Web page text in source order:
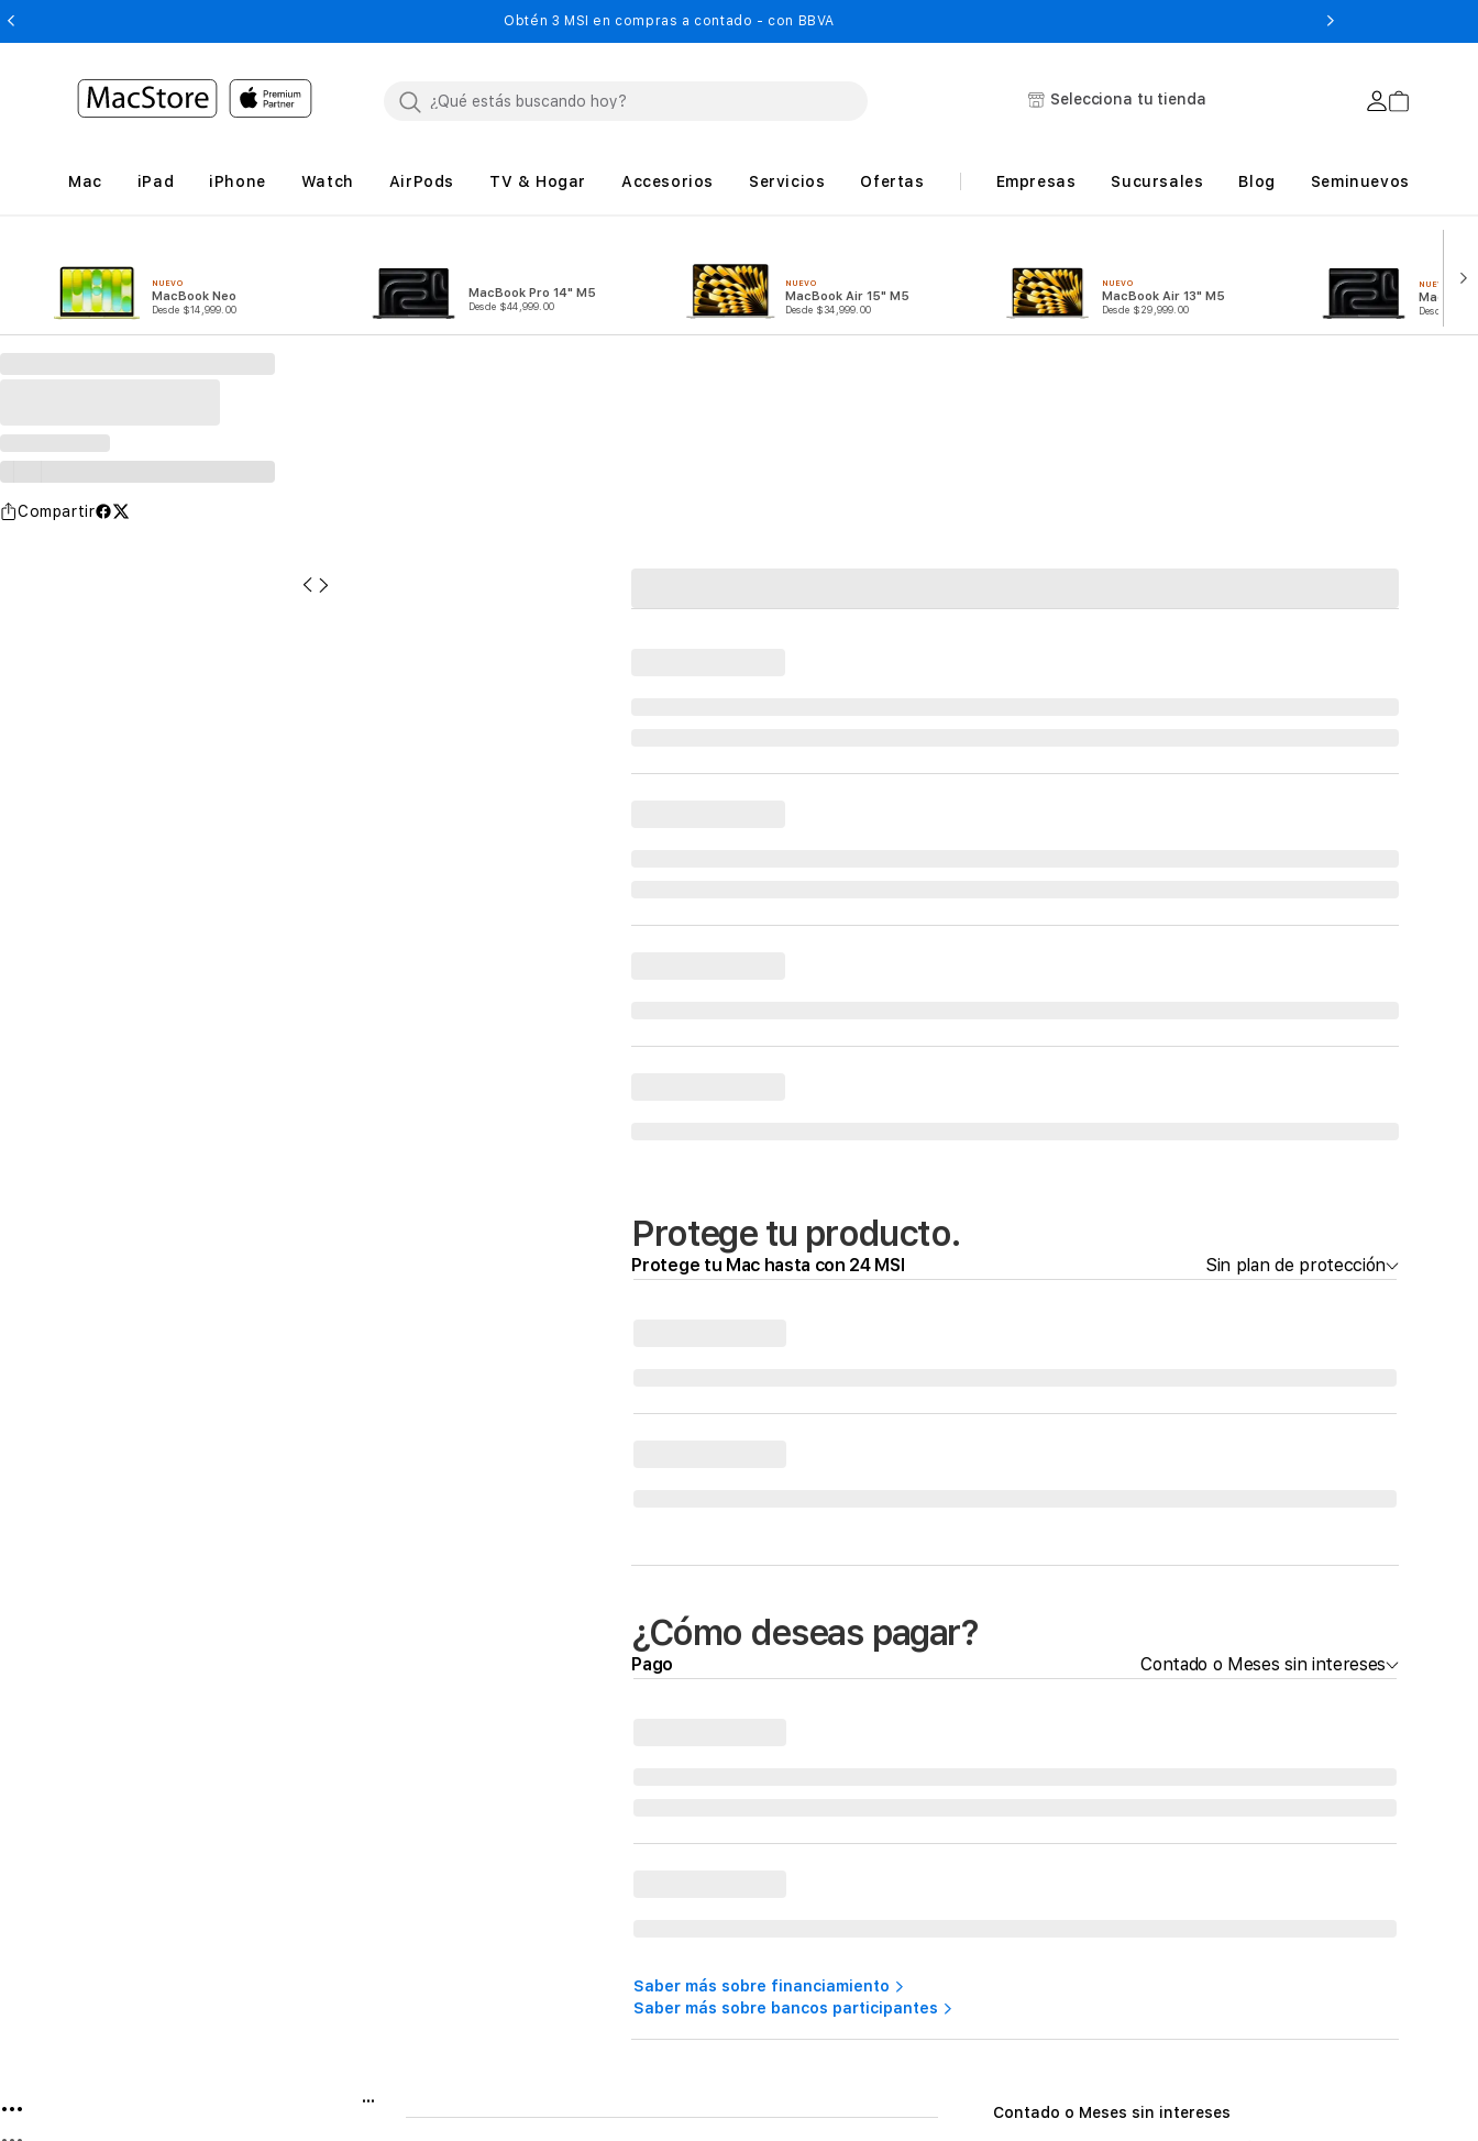
Obtén 3 MSI en compras a contado - con BBVA
Selecciona tu tienda
Mac iPad iPhone Watch AirPods TV & Hogar Accesorios Servicios Ofertas Empresas Sucursales Blog Seminuevos
NUEVO
MacBook Neo
Desde $14,999.00
MacBook Pro 14" M5
Desde $44,999.00
NUEVO
MacBook Air 15" M5
Desde $34,999.00
NUEVO
MacBook Air 13" M5
Desde $29,999.00
NUEVO
Desde
Compartir
Protege tu producto.
Protege tu Mac hasta con 24 MSI Sin plan de protección
¿Cómo deseas pagar?
Pago Contado o Meses sin intereses
Saber más sobre financiamiento
Saber más sobre bancos participantes
...
...
...
Contado o Meses sin intereses